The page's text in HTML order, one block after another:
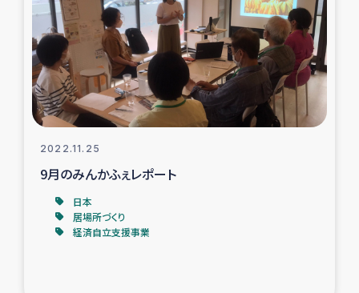
タイ国境ミャンマー移民子ども支援
漁民によるマングローブ植林活動
レバノンでのシリア難民への食糧・越冬支援
レバノンでのシリア難民への教育支援事業
2022.11.25
9月のみんかふぇレポート
日本
居場所づくり
経済自立支援事業